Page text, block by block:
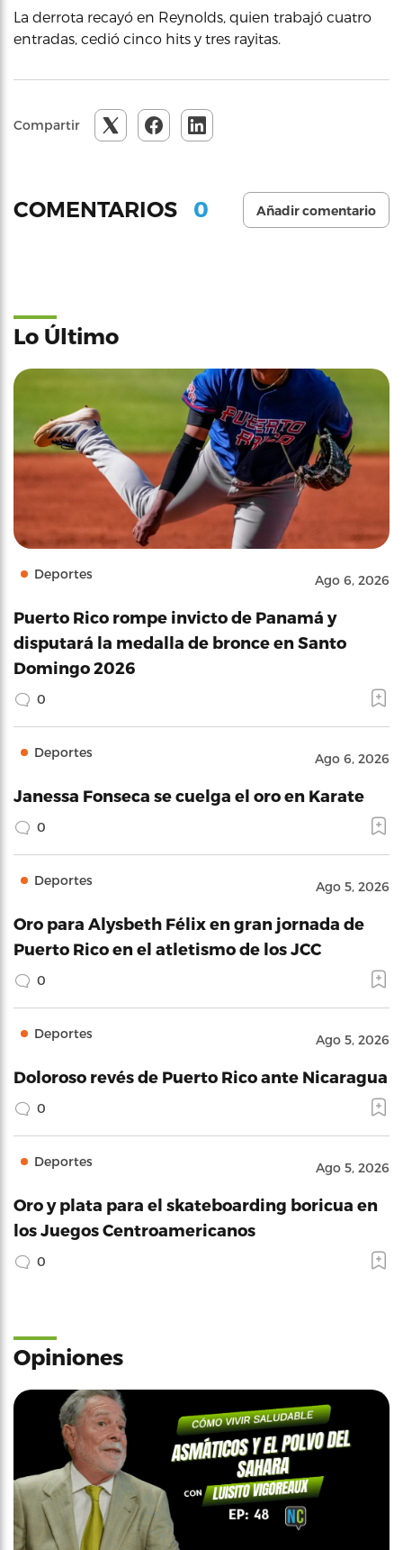
La derrota recayó en Reynolds, quien trabajó cuatro
entradas, cedió cinco hits y tres rayitas.
Compartir
COMENTARIOS 0 Añadir comentario
Lo Último
Deportes Ago 6, 2026
Puerto Rico rompe invicto de Panamá y
disputará la medalla de bronce en Santo
Domingo 2026
0
Deportes Ago 6, 2026
Janessa Fonseca se cuelga el oro en Karate
0
Deportes Ago 5, 2026
Oro para Alysbeth Félix en gran jornada de
Puerto Rico en el atletismo de los JCC
0
Deportes Ago 5, 2026
Doloroso revés de Puerto Rico ante Nicaragua
0
Deportes Ago 5, 2026
Oro y plata para el skateboarding boricua en
los Juegos Centroamericanos
0
Opiniones